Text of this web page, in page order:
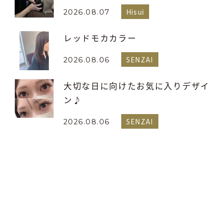
2026.08.07 Hisui
レッドモカカラー
2026.08.06 SENZAI
大切な日に向けたお気に入りデザイ
ン♪
2026.08.06 SENZAI